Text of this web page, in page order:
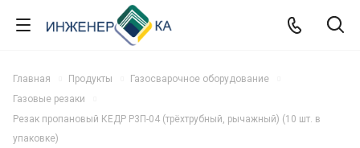
Главная Продукты
Газосварочное оборудование
Газовые резаки
Резак пропановый КЕДР Р3П-04 (трёхтрубный, рычажный) (10 шт. в
упаковке)